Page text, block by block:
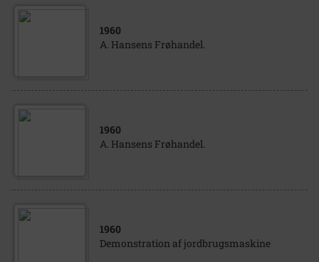
1960
A. Hansens Frøhandel.
1960
A. Hansens Frøhandel.
1960
Demonstration af jordbrugsmaskine